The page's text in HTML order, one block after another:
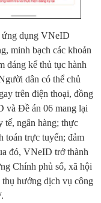
ứng dụng VNeID
minh bạch các khoản
đáng kể thủ tục hành
dân có thể chủ
trên điện thoại, đồng
và Đề án 06 mang lại
tế, ngân hàng; thực
toán trực tuyến; đảm
đó, VNeID trở thành
Chính phủ số, xã hội
thụ hưởng dịch vụ công